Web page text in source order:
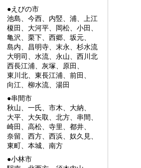
●えびの市
池島、今西、内竪、浦、上江
榎田、大河平、岡松、小田、
亀沢、栗下、西郷、坂元、
島内、昌明寺、末永、杉水流
大明司、水流、永山、西川北
西長江浦、灰塚、原田、
東川北、東長江浦、前田、
向江、柳水流、湯田
●串間市
秋山、一氏、市木、大納、
大平、大矢取、北方、串間、
崎田、高松、寺里、都井、
奈留、西方、西浜、奴久見、
東町、本城、南方
●小林市